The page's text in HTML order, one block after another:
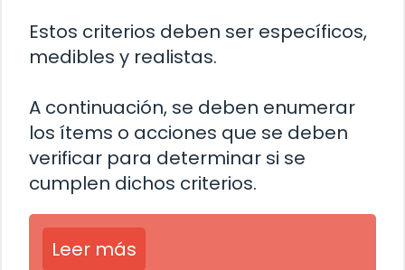
Estos criterios deben ser específicos,
medibles y realistas.
A continuación, se deben enumerar
los ítems o acciones que se deben
verificar para determinar si se
cumplen dichos criterios.
Leer más